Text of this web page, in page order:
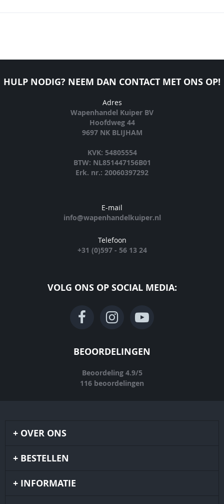
HULP NODIG? NEEM DAN CONTACT MET ONS OP!
Adres
Wapenhandel Kuiper BV
Hoofdweg 44
9697 NK BLIJHAM
KVK: 54805554
BTW: NL851447156B01
Erk. nr.: 20060397292
E-mail
info@wapenhandelkuiper.nl
Telefoon
+31 (0)597 - 56 13 24
VOLG ONS OP SOCIAL MEDIA:
BEOORDELINGEN
Beoordeling 4.9/5
116 beoordelingen
OVER ONS
BESTELLEN
INFORMATIE